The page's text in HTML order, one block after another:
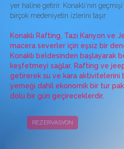
yer haline getirir. Konaklı'nın
birçok medeniyetin izlerini taşır.
Konaklı Rafting, Tazı Kanyon ve
macera severler için eşsiz bir
Konaklı beldesinden başlayarak
keşfetmeyi sağlar. Rafting ve
getirerek su ve kara aktivitelerini
yemeği dahil ekonomik bir tur
dolu bir gün geçireceklerdir.
REZERVASYON KAMPANYALAR